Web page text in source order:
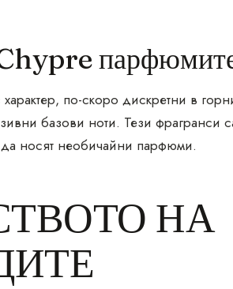
по-скоро дискретни в
базови ноти. Тези фрагранси
носят необичайни парфюми.
НА